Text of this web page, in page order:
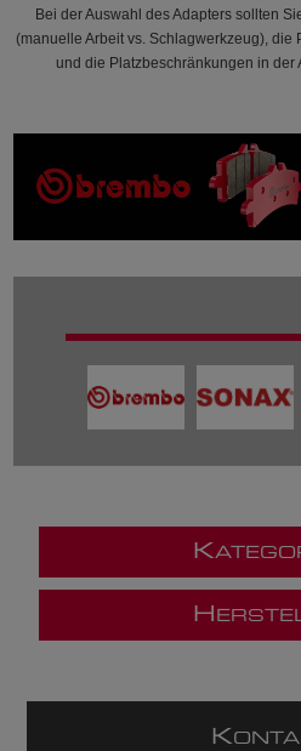
Bei der Auswahl des Adapters sollten
(manuelle Arbeit vs. Schlagwerkzeug), die
und die Platzbeschränkungen in der
K
H
K